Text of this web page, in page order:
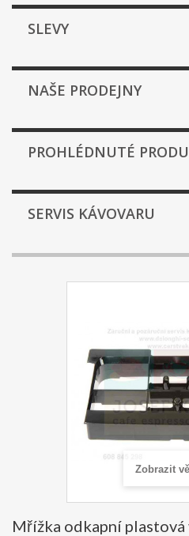
SLEVY
NAŠE PRODEJNY
PROHLÉDNUTÉ
SERVIS KÁVOVARU
Zobrazit
Mřížka odkapní